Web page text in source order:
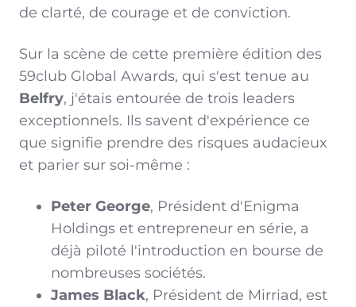
de clarté, de courage et de conviction.
Sur la scène de cette première édition des
59club Global Awards, qui s'est tenue au
Belfry, j'étais entourée de trois leaders
exceptionnels. Ils savent d'expérience ce
que signifie prendre des risques audacieux
et parier sur soi-même :
Peter George, Président d'Enigma
Holdings et entrepreneur en série, a
déjà piloté l'introduction en bourse de
nombreuses sociétés.
James Black, Président de Mirriad, est